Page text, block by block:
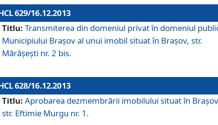
629/16.12.2013
Titlu: Transmiterea din domeniul privat în domeniul
Municipiului Braşov al unui imobil situat în Braşov, str.
Mărăşeşti nr. 2 bis.
628/16.12.2013
Titlu: Aprobarea dezmembrării imobilului situat în
str. Eftimie Murgu nr. 1.